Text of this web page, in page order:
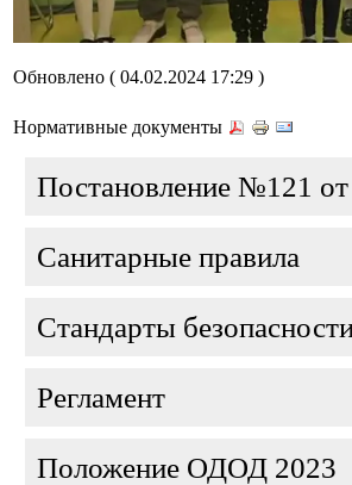
Обновлено ( 04.02.2024 17:29 )
Нормативные документы
Постановление №121
Санитарные правила
Стандарты
Регламент
Положение ОДОД 2023